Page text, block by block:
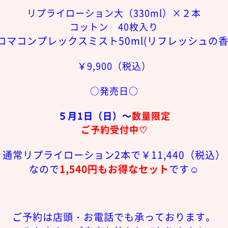
リプライローション大（330ml）×２本
コットン 40枚入り
マコンプレックスミスト50ml(リフレッシュの
￥9,900（税込）
○発売日○
５月1日（日）～数量限定
ご予約受付中♡
通常リプライローション2本で￥11,440（税込）
なので1,540円もお得なセットです☺
ご予約は店頭・お電話でも承っております。